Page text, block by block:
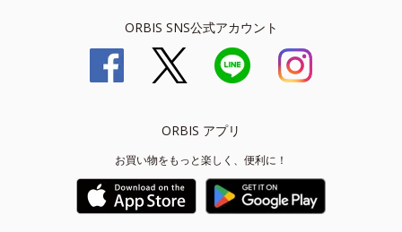
ORBIS SNS公式アカウント
ORBIS アプリ
お買い物をもっと楽しく、便利に！